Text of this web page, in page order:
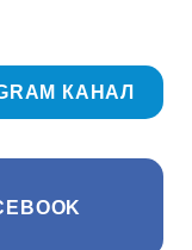
КАНАЛ